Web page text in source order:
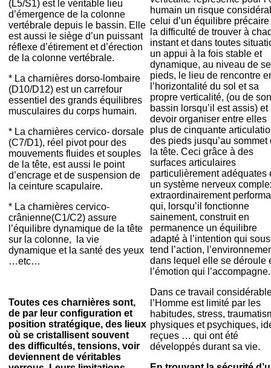
(L5/S1) est le véritable lieu
d’émergence de la colonne
vertébrale depuis le bassin. Elle
est aussi le siège d’un puissant
réflexe d’étirement et d’érection
de la colonne vertébrale.
* La charnières dorso-lombaire
(D10/D12) est un carrefour
essentiel des grands équilibres
musculaires du corps humain.
* La charnières cervico- dorsale
(C7/D1), réel pivot pour des
mouvements fluides et souples
de la tête, est aussi le point
d’encrage et de suspension de
la ceinture scapulaire.
* La charnières cervico-
crânienne(C1/C2) assure
l’équilibre dynamique de la tête
sur la colonne, la vie
dynamique et la santé des yeux
…etc…
Toutes ces charnières sont,
de par leur configuration et
position stratégique, des lieux
où se cristallisent souvent
des difficultés, tensions, voir
deviennent de véritables
humain un risque
celui d’un équilibre précaire
la difficulté de trouver à
instant et dans toutes
un appui à la fois stable et
dynamique, au niveau de
pieds, le lieu de rencontre
l’horizontalité du sol et sa
propre verticalité, (ou de son
bassin lorsqu’il est assis) et
devoir organiser entre elles
plus de cinquante
des pieds jusqu’au sommet
la tête. Ceci grâce à des
surfaces articulaires
particulièrement adéquates
un système nerveux
extraordinairement
qui, lorsqu’il fonctionne
sainement, construit en
permanence un équilibre
adapté à l’intention qui
tend l’action,
dans lequel elle se déroule
l’émotion qui l’accompagne.
Dans ce travail
l’Homme est limité par les
habitudes, stress,
physiques et psychiques,
reçues … qui ont été
développés durant sa vie.